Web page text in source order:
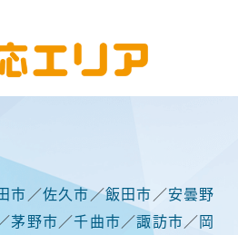
市／佐久市／飯田市／安曇野
茅野市／千曲市／諏訪市／岡